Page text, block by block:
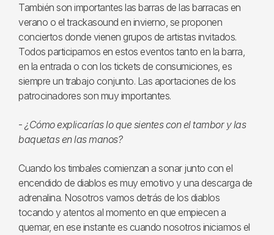
También son importantes las barras de las barracas en
verano o el trackasound en invierno, se proponen
conciertos donde vienen grupos de artistas invitados.
Todos participamos en estos eventos tanto en la barra,
en la entrada o con los tickets de consumiciones, es
siempre un trabajo conjunto. Las aportaciones de los
patrocinadores son muy importantes.
- ¿Cómo explicarías lo que sientes con el tambor y las
baquetas en las manos?
Cuando los timbales comienzan a sonar junto con el
encendido de diablos es muy emotivo y una descarga de
adrenalina. Nosotros vamos detrás de los diablos
tocando y atentos al momento en que empiecen a
quemar, en ese instante es cuando nosotros iniciamos el